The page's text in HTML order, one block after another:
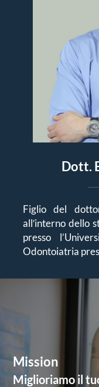
Dott.
Figlio del
all′interno dello
presso
Odontoiatria
Mission
Miglioriamo il